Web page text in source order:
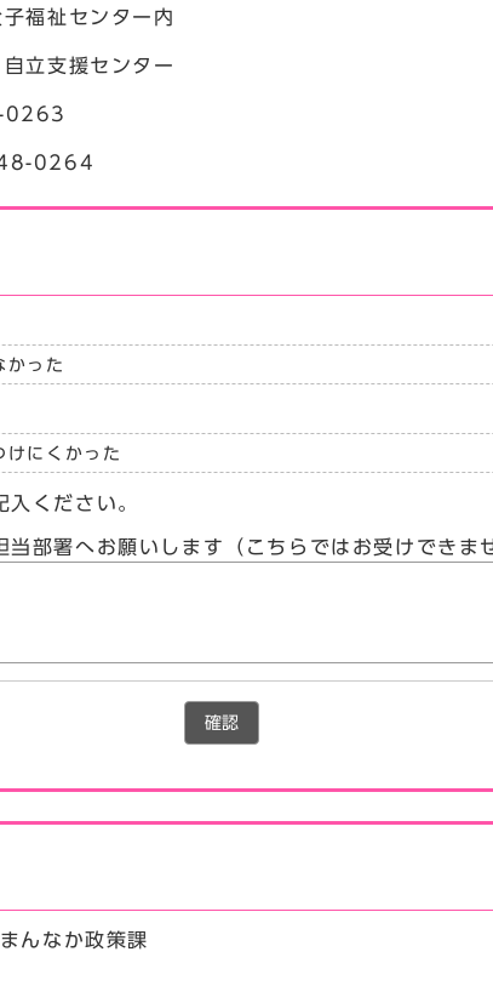
福祉センター内
立支援センター
0263
0264
かった
けにくかった
ください。
当部署へお願いします（こちらではお受けできま
確認
んなか政策課